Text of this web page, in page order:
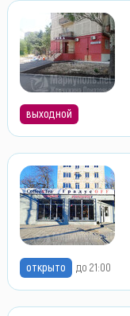
выходной
открыто до 21:00